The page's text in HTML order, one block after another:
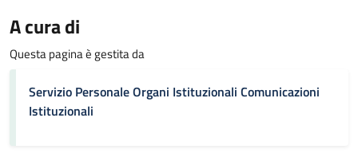
A cura di
Questa pagina è gestita da
Servizio Personale Organi Istituzionali Comunicazioni
Istituzionali